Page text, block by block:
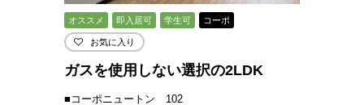
オススメ 即入居可 学生可 コーポ
お気に入り
ガスを使用しない選択の2LDK
■コーポニュートン 102